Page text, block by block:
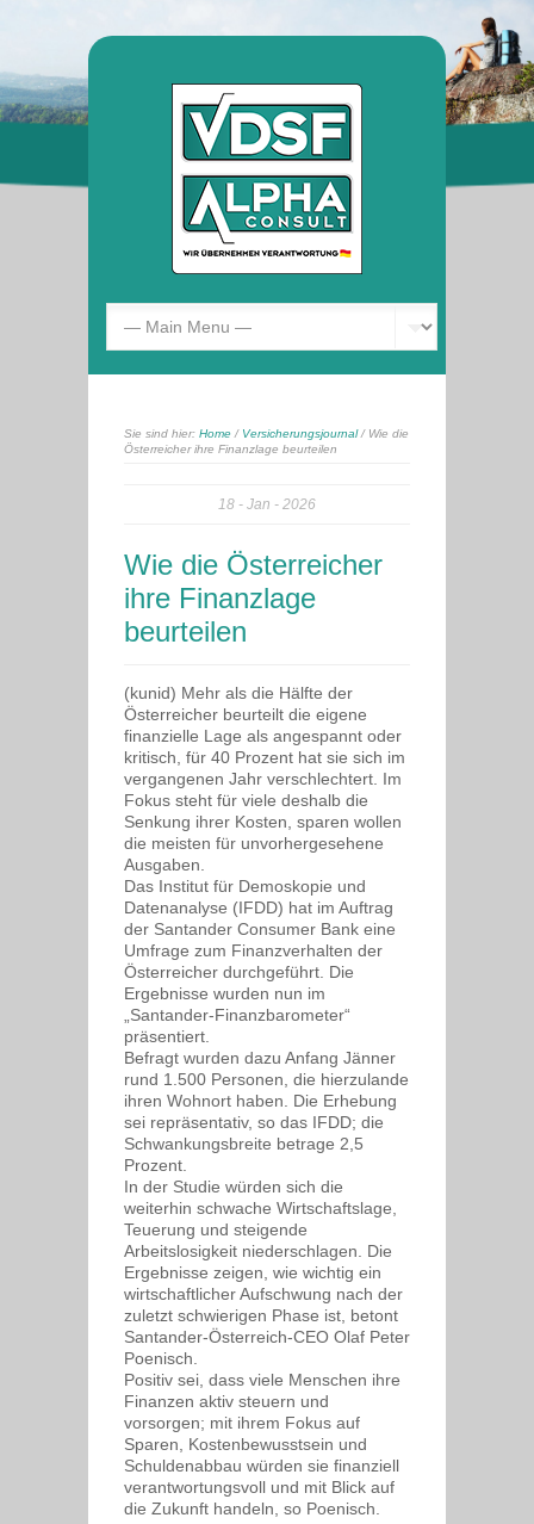
Sie sind hier: Home / Versicherungsjournal/ Wie die
Österreicher ihre Finanzlage beurteilen
18 Jan 2026
Wie die Österreicher
ihre Finanzlage
beurteilen
(kunid) Mehr als die Hälfte der
Österreicher beurteilt die eigene
finanzielle Lage als angespannt oder
kritisch, für 40 Prozent hat sie sich im
vergangenen Jahr verschlechtert. Im
Fokus steht für viele deshalb die
Senkung ihrer Kosten, sparen wollen
die meisten für unvorhergesehene
Ausgaben.
Das Institut für Demoskopie und
Datenanalyse (IFDD) hat im Auftrag
der Santander Consumer Bank eine
Umfrage zum Finanzverhalten der
Österreicher durchgeführt. Die
Ergebnisse wurden nun im
„Santander-Finanzbarometer“
präsentiert.
Befragt wurden dazu Anfang Jänner
rund 1.500 Personen, die hierzulande
ihren Wohnort haben. Die Erhebung
sei repräsentativ, so das IFDD; die
Schwankungsbreite betrage 2,5
Prozent.
In der Studie würden sich die
weiterhin schwache Wirtschaftslage,
Teuerung und steigende
Arbeitslosigkeit niederschlagen. Die
Ergebnisse zeigen, wie wichtig ein
wirtschaftlicher Aufschwung nach der
zuletzt schwierigen Phase ist, betont
Santander-Österreich-CEO Olaf Peter
Poenisch.
Positiv sei, dass viele Menschen ihre
Finanzen aktiv steuern und
vorsorgen; mit ihrem Fokus auf
Sparen, Kostenbewusstsein und
Schuldenabbau würden sie finanziell
verantwortungsvoll und mit Blick auf
die Zukunft handeln, so Poenisch.